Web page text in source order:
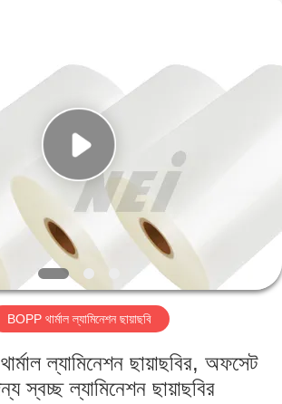
BOPP থার্মাল ল্যামিনেশন ছায়াছবি
ল্যামিনেশন ছায়াছবির, অফসেট
স্বচ্ছ ল্যামিনেশন ছায়াছবির